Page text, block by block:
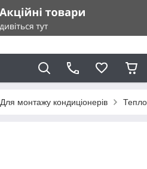
Для монтажу кондиціонерів